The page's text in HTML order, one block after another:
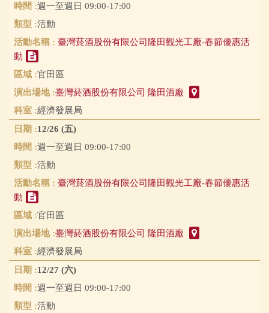
週一至週日 09:00-17:00
活動
臺灣菸酒股份有限公司隆田觀光工廠-春節優惠活
動
官田區
臺灣菸酒股份有限公司 隆田酒廠
經濟發展局
12/26 (五)
週一至週日 09:00-17:00
活動
臺灣菸酒股份有限公司隆田觀光工廠-春節優惠活
動
官田區
臺灣菸酒股份有限公司 隆田酒廠
經濟發展局
12/27 (六)
週一至週日 09:00-17:00
活動